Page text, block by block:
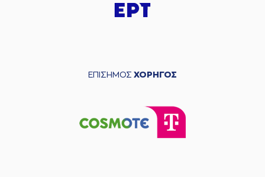
ΕΠΙΣΗΜΟΣ ΧΟΡΗΓΟΣ